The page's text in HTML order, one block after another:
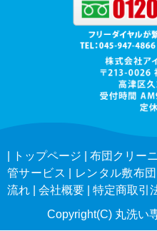
トップページ 布団クリー
管サービス
レンタル敷布団
流れ
会社概要 特定商取引
Copyright(C) 丸洗い